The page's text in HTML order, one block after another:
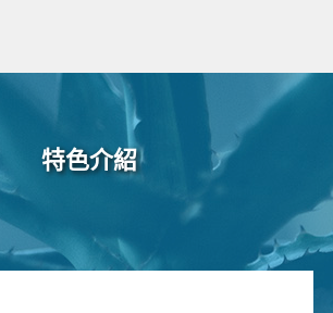
特色介紹